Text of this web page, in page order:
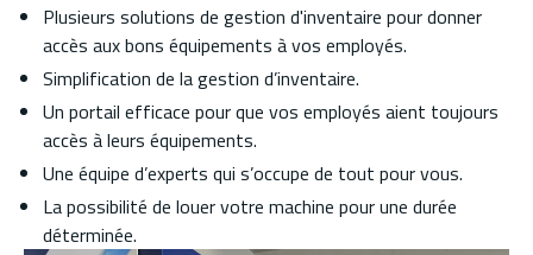
Plusieurs solutions de gestion d'inventaire pour donner
accès aux bons équipements à vos employés.
Simplification de la gestion d’inventaire.
Un portail efficace pour que vos employés aient toujours
accès à leurs équipements.
Une équipe d’experts qui s’occupe de tout pour vous.
La possibilité de louer votre machine pour une durée
déterminée.